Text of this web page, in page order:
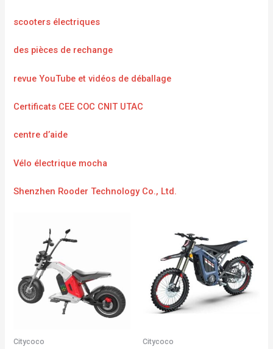
scooters électriques
des pièces de rechange
revue YouTube et vidéos de déballage
Certificats CEE COC CNIT UTAC
centre d’aide
Vélo électrique mocha
Shenzhen Rooder Technology Co., Ltd.
Citycoco Citycoco